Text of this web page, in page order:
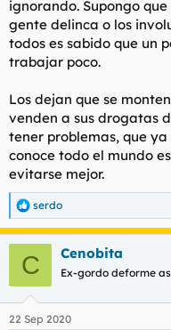
ignorando. Supongo
gente delinca o los
todos es sabido que un
trabajar poco.
Los dejan que se
venden a sus drogatas
tener problemas, que ya
conoce todo el mundo
evitarse mejor.
R
e
a
e
serdo
C Cenobita
Ex-gordo deforme
22 Sep 2020